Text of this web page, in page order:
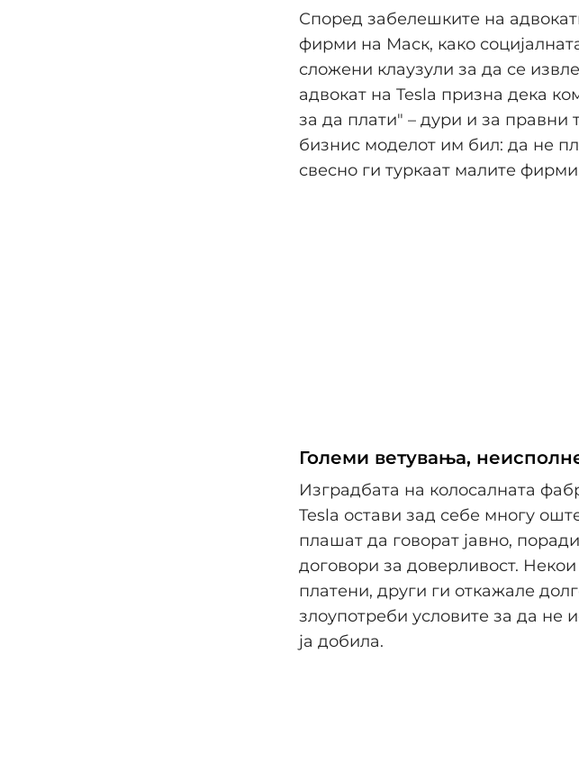
Според забелешките на
фирми на Маск, како
сложени клаузули за да се
адвокат на Tesla призна дека
за да плати" – дури и за
бизнис моделот им бил: да не
свесно ги туркаат малите
Големи ветувања,
Изградбата на колосалната
Tesla остави зад себе многу
плашат да говорат јавно,
договори за доверливост.
платени, други ги откажале
злоупотреби условите за да не
ја добила.